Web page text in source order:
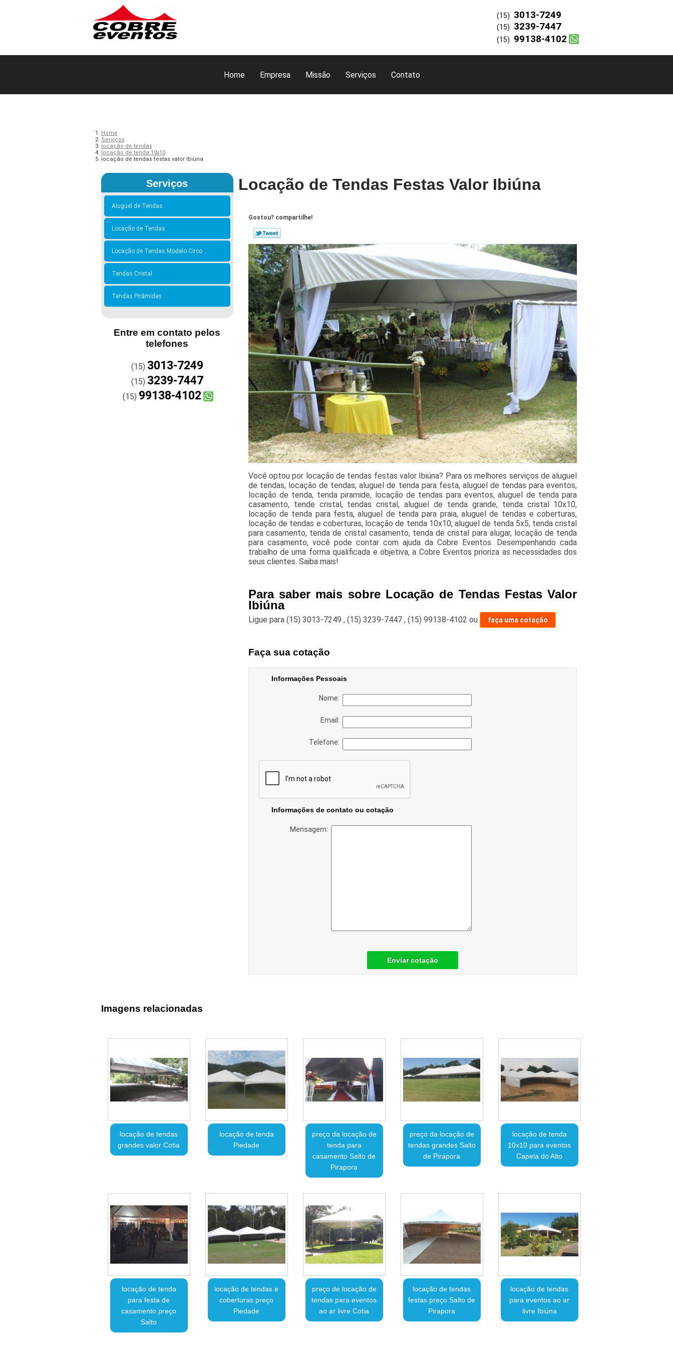
Home Empresa Missão Serviços Contato
(15) 3013-7249
(15) 3239-7447
(15) 99138-4102
Home
Serviços
locação de tendas
locação de tenda 10x10
locação de tendas festas valor Ibiúna
Serviços
Aluguel de Tendas
Locação de Tendas
Locação de Tendas Modelo Circo
Tendas Cristal
Tendas Pirâmides
Entre em contato pelos
telefones
(15) 3013-7249
(15) 3239-7447
(15) 99138-4102
Locação de Tendas Festas Valor Ibiúna
Gostou? compartilhe!
Você optou por locação de tendas festas valor Ibiúna? Para os melhores serviços de aluguel
de tendas, locação de tendas, aluguel de tenda para festa, aluguel de tendas para eventos,
locação de tenda, tenda piramide, locação de tendas para eventos, aluguel de tenda para
casamento, tende cristal, tendas cristal, aluguel de tenda grande, tenda cristal 10x10,
locação de tenda para festa, aluguel de tenda para praia, aluguel de tendas e coberturas,
locação de tendas e coberturas, locação de tenda 10x10, aluguel de tenda 5x5, tenda cristal
para casamento, tenda de cristal casamento, tenda de cristal para alugar, locação de tenda
para casamento, você pode contar com ajuda da Cobre Eventos. Desempenhando cada
trabalho de uma forma qualificada e objetiva, a Cobre Eventos prioriza as necessidades dos
seus clientes. Saiba mais!
Para saber mais sobre Locação de Tendas Festas Valor
Ibiúna
Ligue para (15) 3013-7249 , (15) 3239-7447 , (15) 99138-4102 ou faça uma cotação
Faça sua cotação
Informações Pessoais
Nome:
Email:
Telefone:
Informações de contato ou cotação
Mensagem:
Enviar cotação
Imagens relacionadas
locação de tendas
grandes valor Cotia
locação de tenda
Piedade
preço da locação de
tenda para
casamento Salto de
Pirapora
preço da locação de
tendas grandes Salto
de Pirapora
locação de tenda
10x10 para eventos
Capela do Alto
locação de tenda
para festa de
casamento preço
Salto
locação de tendas e
coberturas preço
Piedade
preço de locação de
tendas para eventos
ao ar livre Cotia
locação de tendas
festas preço Salto de
Pirapora
locação de tendas
para eventos ao ar
livre Ibiúna